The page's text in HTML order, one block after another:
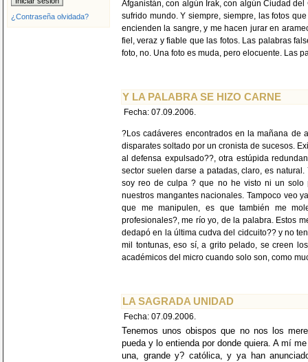
¿Contraseña olvidada?
Afganistán, con algún Irak, con algún Ciudad
sufrido mundo. Y siempre, siempre, las fotos
encienden la sangre, y me hacen jurar en
fiel, veraz y fiable que las fotos. Las palabras
foto, no. Una foto es muda, pero elocuente. Las
Y LA PALABRA SE HIZO CARNE
Fecha: 07.09.2006.
?Los cadáveres encontrados en la mañana de
disparates soltado por un cronista de sucesos.
al defensa expulsado??, otra estúpida
sector suelen darse a patadas, claro, es
soy reo de culpa ? que no he visto ni un solo
nuestros mangantes nacionales. Tampoco veo
que me manipulen, es que también me
profesionales?, me río yo, de la palabra. Estos
dedapó en la última cudva del cidcuito?? y no
mil tontunas, eso sí, a grito pelado, se creen
académicos del micro cuando solo son, como
LA SAGRADA UNIDAD
Fecha: 07.09.2006.
Tenemos unos obispos que no nos los
pueda y lo entienda por donde quiera. A mí
una, grande y? católica, y ya han